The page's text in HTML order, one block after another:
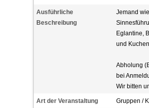
Ausführliche
Beschreibung
Jemand
Eglantine,
und
Abholung
bei
Wir bitten
Art der Veranstaltung Gruppen /